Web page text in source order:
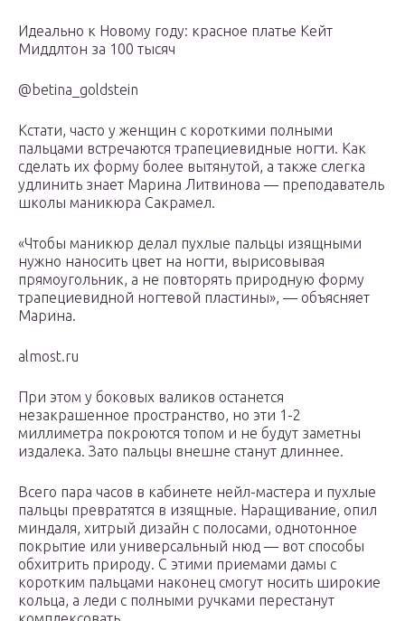
Идеально к Новому году: красное платье Кейт
Миддлтон за 100 тысяч
@betina_goldstein
Кстати, часто у женщин с короткими полными
пальцами встречаются трапециевидные ногти. Как
сделать их форму более вытянутой, а также слегка
удлинить знает Марина Литвинова — преподаватель
школы маникюра Сакрамел.
«Чтобы маникюр делал пухлые пальцы изящными
нужно наносить цвет на ногти, вырисовывая
прямоугольник, а не повторять природную форму
трапециевидной ногтевой пластины», — объясняет
Марина.
almost.ru
При этом у боковых валиков останется
незакрашенное пространство, но эти 1-2
миллиметра покроются топом и не будут заметны
издалека. Зато пальцы внешне станут длиннее.
Всего пара часов в кабинете нейл-мастера и пухлые
пальцы превратятся в изящные. Наращивание, опил
миндаля, хитрый дизайн с полосами, однотонное
покрытие или универсальный нюд — вот способы
обхитрить природу. С этими приемами дамы с
коротким пальцами наконец смогут носить широкие
кольца, а леди с полными ручками перестанут